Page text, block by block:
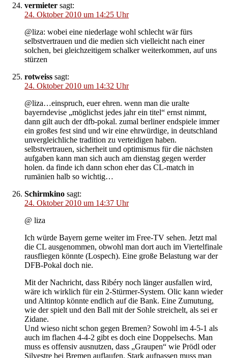
vermieter sagt:
24. Oktober 2010 um 14:25 Uhr
@liza: wobei eine niederlage wohl schlecht wär fürs
selbstvertrauen und die medien sich vielleicht nach einer
solchen, bei gleichzeitigem schalker weiterkommen, auf uns
stürzen
rotweiss sagt:
24. Oktober 2010 um 14:32 Uhr
@liza…einspruch, euer ehren. wenn man die uralte
bayerndevise „möglichst jedes jahr ein titel“ ernst nimmt,
dann gilt auch der dfb-pokal. zumal berliner endspiele immer
ein großes fest sind und wir eine ehrwürdige, in deutschland
unvergleichliche tradition zu verteidigen haben.
selbstvertrauen, sicherheit und optimismus für die nächsten
aufgaben kann man sich auch am dienstag gegen werder
holen. da finde ich dann schon eher das CL-match in
rumänien halb so wichtig…
Schirmkino sagt:
24. Oktober 2010 um 14:37 Uhr
@ liza
Ich würde Bayern gerne weiter im Free-TV sehen. Jetzt mal
die CL ausgenommen, obwohl man dort auch im Viertelfinale
rausfliegen könnte (Lospech). Eine große Belastung war der
DFB-Pokal doch nie.
Mit der Nachricht, dass Ribéry noch länger ausfallen wird,
wäre ich wirklich für ein 2-Stürmer-System. Olic kann wieder
und Altintop könnte endlich auf die Bank. Eine Zumutung,
wie der spielt und den Ball mit der Sohle streichelt, als sei er
Zidane.
Und wieso nicht schon gegen Bremen? Sowohl im 4-5-1 als
auch im flachen 4-4-2 gibt es doch eine Doppelsechs. Man
muss es offensiv ausnutzen, dass „Graupen“ wie Prödl oder
Silvestre bei Bremen auflaufen. Stark aufpassen muss man